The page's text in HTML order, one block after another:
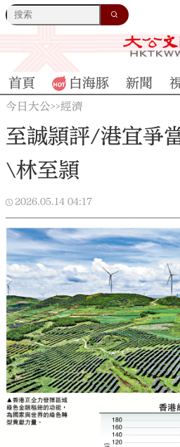
大公文匯
首頁 白海豚 新聞
今日大公>>經濟
至誠頴評/港宜爭
\林至頴
2026.05.14 04:17